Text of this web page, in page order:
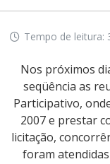
Tempo de leitura:
Nos próximos
seqüência as
Participativo,
2007 e prestar
licitação,
foram